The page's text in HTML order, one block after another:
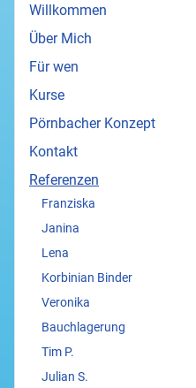
Willkommen
Über Mich
Für wen
Kurse
Pörnbacher Konzept
Kontakt
Referenzen
Franziska
Janina
Lena
Korbinian Binder
Veronika
Bauchlagerung
Tim P.
Julian S.